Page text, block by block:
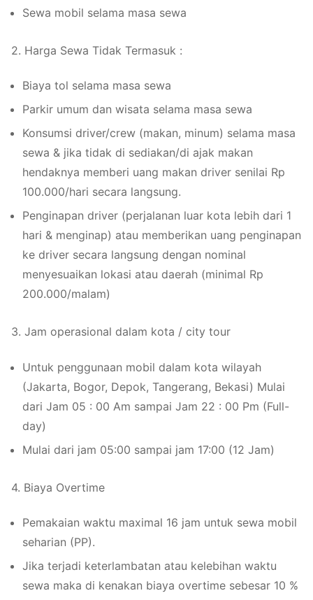
Sewa mobil selama masa sewa
2. Harga Sewa Tidak Termasuk :
Biaya tol selama masa sewa
Parkir umum dan wisata selama masa sewa
Konsumsi driver/crew (makan, minum) selama masa
sewa & jika tidak di sediakan/di ajak makan
hendaknya memberi uang makan driver senilai Rp
100.000/hari secara langsung.
Penginapan driver (perjalanan luar kota lebih dari 1
hari & menginap) atau memberikan uang penginapan
ke driver secara langsung dengan nominal
menyesuaikan lokasi atau daerah (minimal Rp
200.000/malam)
3. Jam operasional dalam kota / city tour
Untuk penggunaan mobil dalam kota wilayah
(Jakarta, Bogor, Depok, Tangerang, Bekasi) Mulai
dari Jam 05 : 00 Am sampai Jam 22 : 00 Pm (Full-
day)
Mulai dari jam 05:00 sampai jam 17:00 (12 Jam)
4. Biaya Overtime
Pemakaian waktu maximal 16 jam untuk sewa mobil
seharian (PP).
Jika terjadi keterlambatan atau kelebihan waktu
sewa maka di kenakan biaya overtime sebesar 10 %